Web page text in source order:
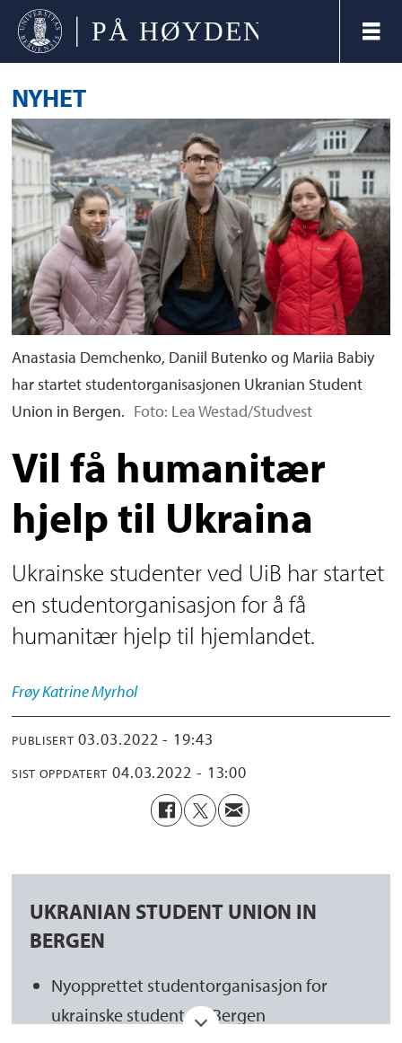
NYHET
Anastasia Demchenko, Daniil Butenko og Mariia Babiy
har startet studentorganisasjonen Ukranian Student
Union in Bergen. Foto: Lea Westad/Studvest
Vil få humanitær
hjelp til Ukraina
Ukrainske studenter ved UiB har startet
en studentorganisasjon for å få
humanitær hjelp til hjemlandet.
Frøy KatrineMyrhol
PUBLISERT 03.03.2022 - 19:43
SIST OPPDATERT 04.03.2022 - 13:00
UKRANIAN STUDENT UNION IN
BERGEN
Nyopprettet studentorganisasjon for
ukrainske studenter i Bergen